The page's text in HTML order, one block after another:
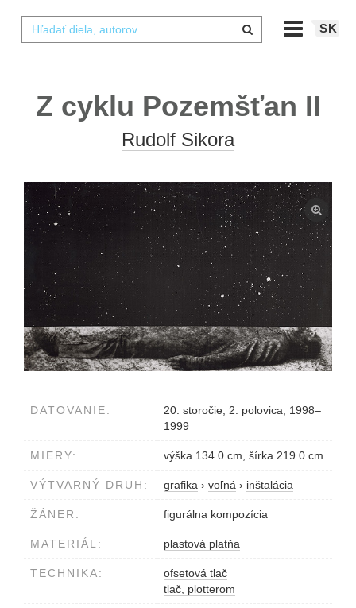
SK
Z cyklu Pozemšťan II
Rudolf Sikora
DATOVANIE:
20. storočie, 2. polovica, 1998–
1999
MIERY: výška 134.0 cm, šírka 219.0 cm
VÝTVARNÝ DRUH: grafika › voľná › inštalácia
ŽÁNER: figurálna kompozícia
MATERIÁL: plastová platňa
TECHNIKA:
ofsetová tlač
tlač, plotterom